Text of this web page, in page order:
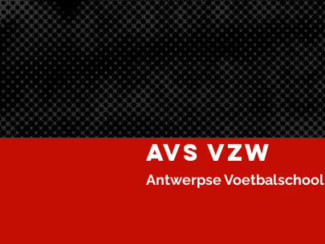
AVS VZW
Antwerpse Voetbalschool